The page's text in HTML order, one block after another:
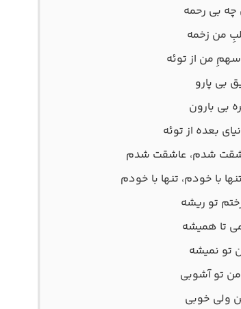
بی رحمه
من زخمه
سهمِ من از توئه
بی پارو
بی بارون
بعده از توئه
شدم، عاشقت شدم
با خودم، تنها با خودم
تو ریشه
تا همیشه
تو نمیشه
من تو آشوبی
ولی خوبی